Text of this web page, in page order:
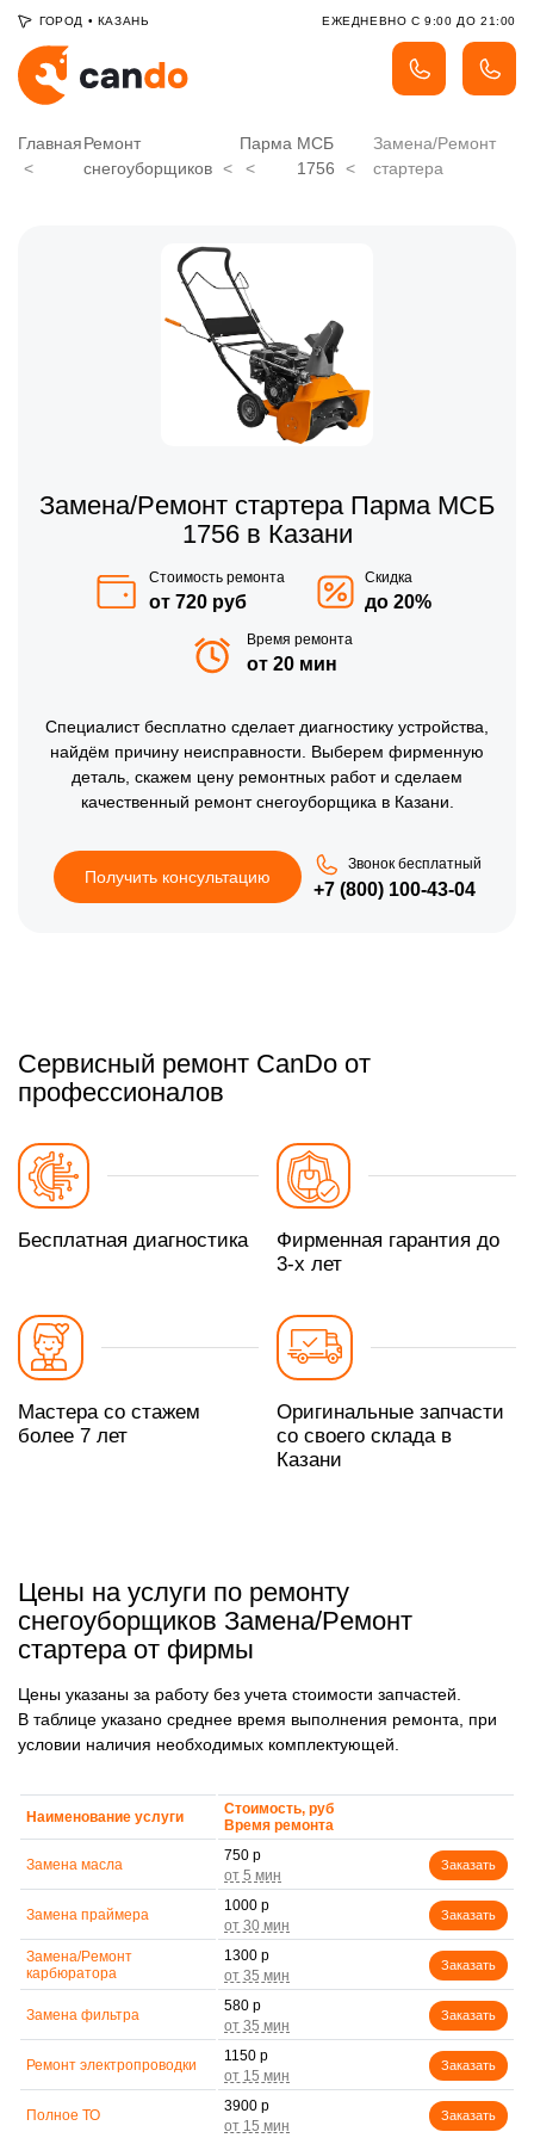
ГОРОД • КАЗАНЬ ЕЖЕДНЕВНО С 9:00 ДО 21:00
ГлавнаяРемонт
снегоуборщиков
Парма МСБ
1756
Замена/Pемонт
стартера
Замена/Pемонт стартера Парма МСБ
1756 в Казани
Стоимость ремонта
от 720 руб
Скидка
до 20%
Время ремонта
от 20 мин
Специалист бесплатно сделает диагностику устройства,
найдём причину неисправности. Выберем фирменную
деталь, скажем цену ремонтных работ и сделаем
качественный ремонт снегоуборщика в Казани.
Получить консультацию
Звонок бесплатный
+7 (800) 100-43-04
Сервисный ремонт CanDo от
профессионалов
Бесплатная диагностика
Фирменная гарантия до
3-х лет
Мастера со стажем
более 7 лет
Оригинальные запчасти
со своего склада в
Казани
Цены на услуги по ремонту
снегоуборщиков Замена/Pемонт
стартера от фирмы
Цены указаны за работу без учета стоимости запчастей.
В таблице указано среднее время выполнения ремонта, при
условии наличия необходимых комплектующей.
Наименование услуги
Стоимость, руб
Время ремонта
Замена масла
750 р
Заказать
Замена праймера
1000 р
Заказать
Замена/Pемонт
карбюратора
1300 р
Заказать
Замена фильтра
580 р
Заказать
Ремонт электропроводки
1150 р
Заказать
Полное ТО
3900 р
Заказать